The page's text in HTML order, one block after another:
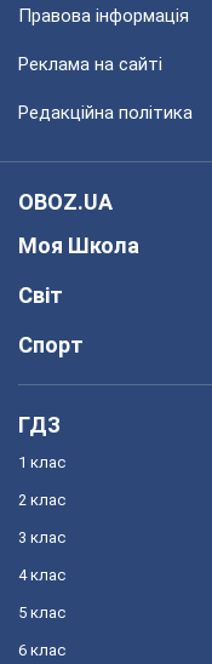
Правова інформація
Реклама на сайті
Редакційна політика
OBOZ.UA
Моя Школа
Світ
Спорт
ГДЗ
1 клас
2 клас
3 клас
4 клас
5 клас
6 клас